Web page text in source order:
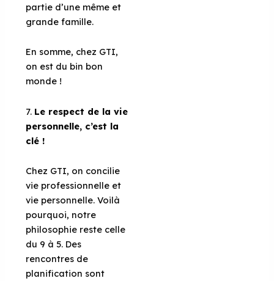
partie d’une même et
grande famille.
En somme, chez GTI,
on est du bin bon
monde !
7. Le respect de la vie
personnelle, c’est la
clé !
Chez GTI, on concilie
vie professionnelle et
vie personnelle. Voilà
pourquoi, notre
philosophie reste celle
du 9 à 5. Des
rencontres de
planification sont